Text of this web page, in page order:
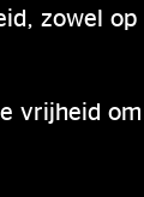
zowel
vrijheid